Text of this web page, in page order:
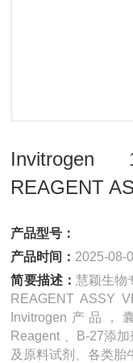
Invitrogen
REAGENT
产品型号：
产品时间： 2025-08-
简要描述： 慧颖生物
REAGENT ASSY
Invitrogen产品，
Reagent 、B-27添
及原料试剂、各类胎